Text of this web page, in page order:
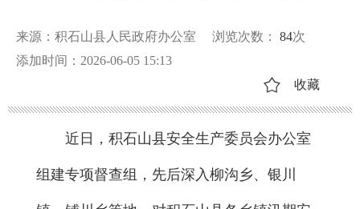
来源：积石山县人民政府办公室 浏览次数： 84次
添加时间：2026-06-05 15:13
收藏
近日，积石山县安全生产委员会办公室
组建专项督查组，先后深入柳沟乡、银川